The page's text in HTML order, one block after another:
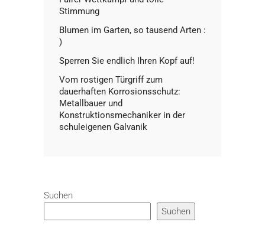
Stimmung
Blumen im Garten, so tausend Arten :
)
Sperren Sie endlich Ihren Kopf auf!
Vom rostigen Türgriff zum
dauerhaften Korrosionsschutz:
Metallbauer und
Konstruktionsmechaniker in der
schuleigenen Galvanik
Suchen
Suchen